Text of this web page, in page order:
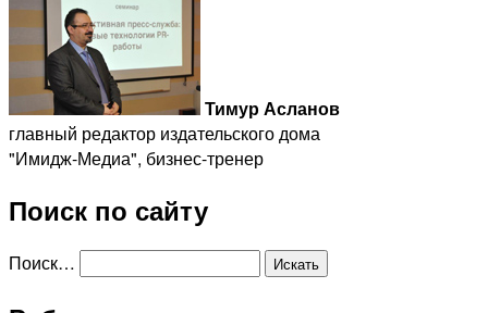
Тимур Асланов
главный редактор издательского дома
"Имидж-Медиа", бизнес-тренер
Поиск по сайту
Поиск…